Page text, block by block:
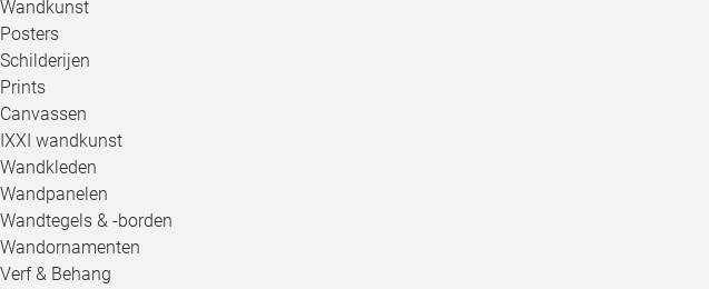
Wandkunst
Posters
Schilderijen
Prints
Canvassen
IXXI wandkunst
Wandkleden
Wandpanelen
Wandtegels & -borden
Wandornamenten
Verf & Behang